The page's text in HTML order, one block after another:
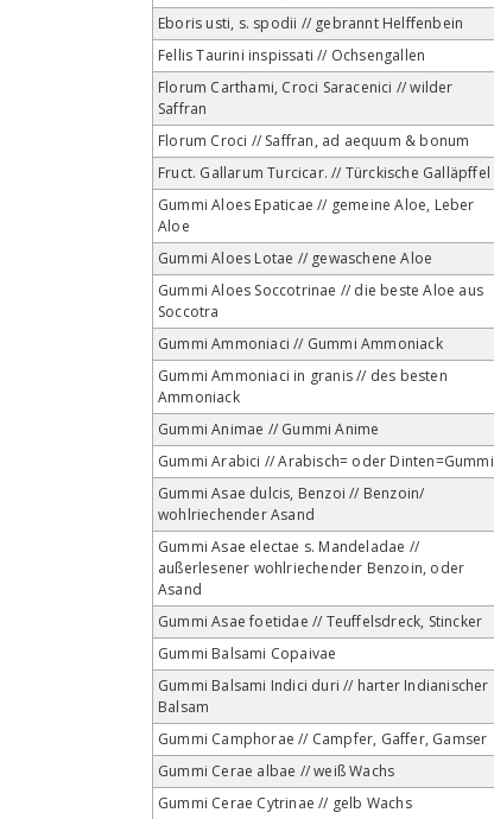
Eboris usti, s. spodii // gebrannt Helffenbein
Fellis Taurini inspissati // Ochsengallen
Florum Carthami, Croci Saracenici // wilder
Saffran
Florum Croci // Saffran, ad aequum & bonum
Fruct. Gallarum Turcicar. // Türckische Galläpffel
Gummi Aloes Epaticae // gemeine Aloe, Leber
Aloe
Gummi Aloes Lotae // gewaschene Aloe
Gummi Aloes Soccotrinae // die beste Aloe aus
Soccotra
Gummi Ammoniaci // Gummi Ammoniack
Gummi Ammoniaci in granis // des besten
Ammoniack
Gummi Animae // Gummi Anime
Gummi Arabici // Arabisch= oder Dinten=Gummi
Gummi Asae dulcis, Benzoi // Benzoin/
wohlriechender Asand
Gummi Asae electae s. Mandeladae //
außerlesener wohlriechender Benzoin, oder
Asand
Gummi Asae foetidae // Teuffelsdreck, Stincker
Gummi Balsami Copaivae
Gummi Balsami Indici duri // harter Indianischer
Balsam
Gummi Camphorae // Campfer, Gaffer, Gamser
Gummi Cerae albae // weiß Wachs
Gummi Cerae Cytrinae // gelb Wachs